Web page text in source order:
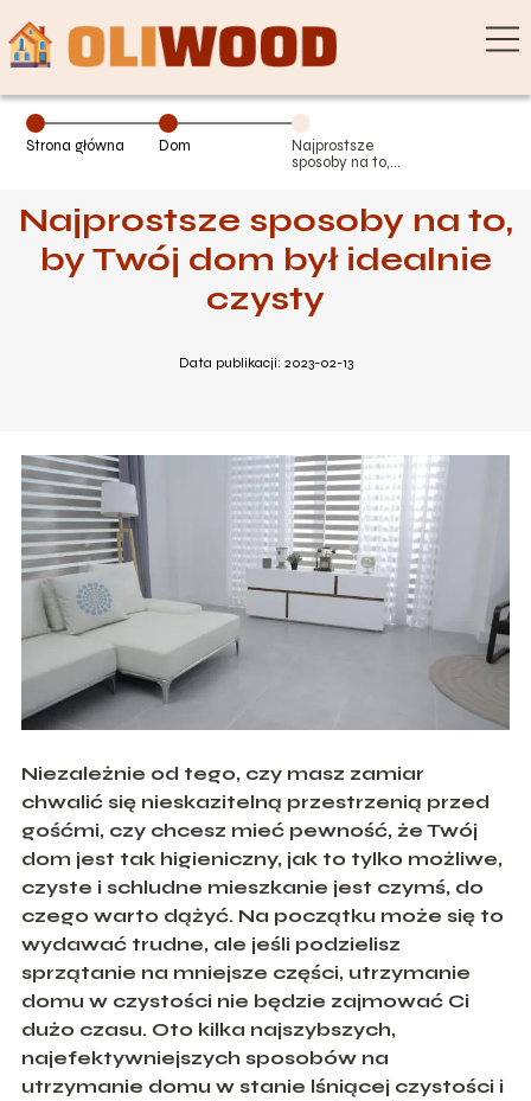
Strona główna Dom
Najprostsze
sposoby na to,
Najprostsze sposoby na to,
by Twój dom był idealnie
czysty
Data publikacji: 2023-02-13
Niezależnie od tego, czy masz zamiar
chwalić się nieskazitelną przestrzenią przed
gośćmi, czy chcesz mieć pewność, że Twój
dom jest tak higieniczny, jak to tylko możliwe,
czyste i schludne mieszkanie jest czymś, do
czego warto dążyć. Na początku może się to
wydawać trudne, ale jeśli podzielisz
sprzątanie na mniejsze części, utrzymanie
domu w czystości nie będzie zajmować Ci
dużo czasu. Oto kilka najszybszych,
najefektywniejszych sposobów na
utrzymanie domu w stanie lśniącej czystości i